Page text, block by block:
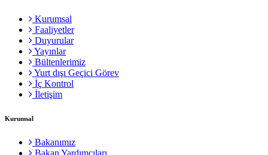
Kurumsal
Faaliyetler
Duyurular
Yayınlar
Bültenlerimiz
Yurt dışı Geçici Görev
İç Kontrol
İletişim
Kurumsal
Bakanımız
Bakan Yardımcıları